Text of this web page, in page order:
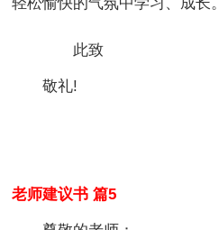
此致
敬礼!
老师建议书 篇5